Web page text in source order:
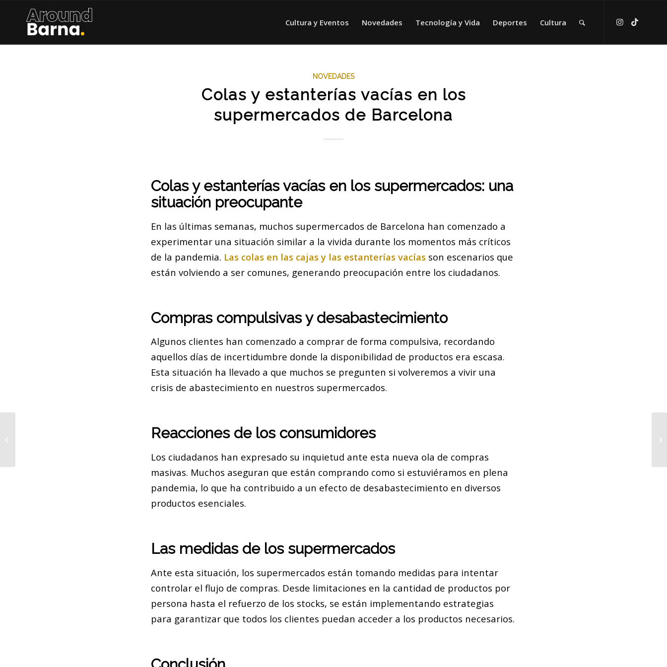
Cultura y Eventos Novedades Tecnología y Vida Deportes Cultura
NOVEDADES
Colas y estanterías vacías en los
supermercados de Barcelona
Colas y estanterías vacías en los supermercados: una
situación preocupante
En las últimas semanas, muchos supermercados de Barcelona han comenzado a
experimentar una situación similar a la vivida durante los momentos más críticos
de la pandemia. Las colas en las cajas y las estanterías vacías son escenarios que
están volviendo a ser comunes, generando preocupación entre los ciudadanos.
Compras compulsivas y desabastecimiento
Algunos clientes han comenzado a comprar de forma compulsiva, recordando
aquellos días de incertidumbre donde la disponibilidad de productos era escasa.
Esta situación ha llevado a que muchos se pregunten si volveremos a vivir una
crisis de abastecimiento en nuestros supermercados.
Reacciones de los consumidores
Los ciudadanos han expresado su inquietud ante esta nueva ola de compras
masivas. Muchos aseguran que están comprando como si estuviéramos en plena
pandemia, lo que ha contribuido a un efecto de desabastecimiento en diversos
productos esenciales.
Las medidas de los supermercados
Ante esta situación, los supermercados están tomando medidas para intentar
controlar el flujo de compras. Desde limitaciones en la cantidad de productos por
persona hasta el refuerzo de los stocks, se están implementando estrategias
para garantizar que todos los clientes puedan acceder a los productos necesarios.